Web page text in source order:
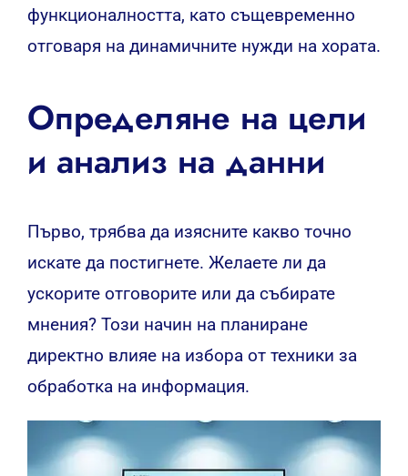
функционалността, като същевременно
отговаря на динамичните нужди на хората.
Определяне на цели
и анализ на данни
Първо, трябва да изясните какво точно
искате да постигнете. Желаете ли да
ускорите отговорите или да събирате
мнения? Този начин на планиране
директно влияе на избора от техники за
обработка на информация.